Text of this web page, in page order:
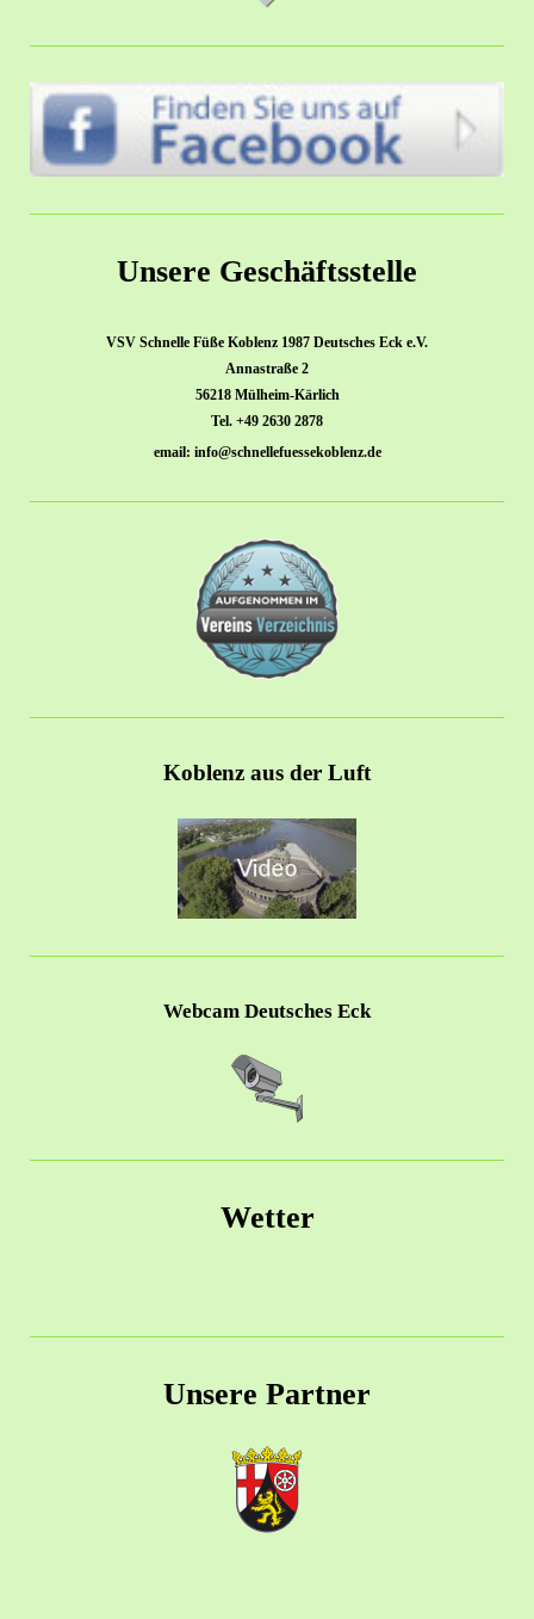
Unsere Geschäftsstelle
VSV Schnelle Füße Koblenz 1987 Deutsches Eck e.V.
Annastraße 2
56218 Mülheim-Kärlich
Tel. +49 2630 2878
email: info@schnellefuessekoblenz.de
Koblenz aus der Luft
Webcam Deutsches Eck
Wetter
Unsere Partner